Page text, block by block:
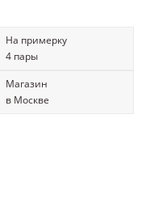
На примерку
4 пары
Магазин
в Москве